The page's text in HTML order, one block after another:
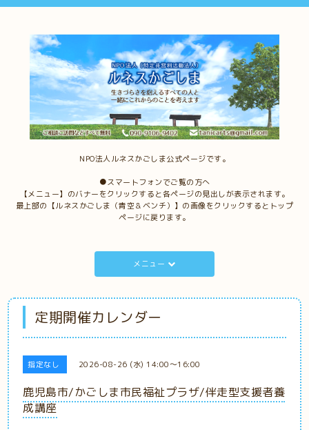
NPO法人ルネスかごしま公式ページです。
●スマートフォンでご覧の方へ
【メニュー】のバナーをクリックすると各ページの見出しが表示されます。
最上部の【ルネスかごしま（青空＆ベンチ）】の画像をクリックするとトップ
ページに戻ります。
メニュー
定期開催カレンダー
指定なし 2026-08-26 (水) 14:00～16:00
鹿児島市/かごしま市民福祉プラザ/伴走型支援者養
成講座